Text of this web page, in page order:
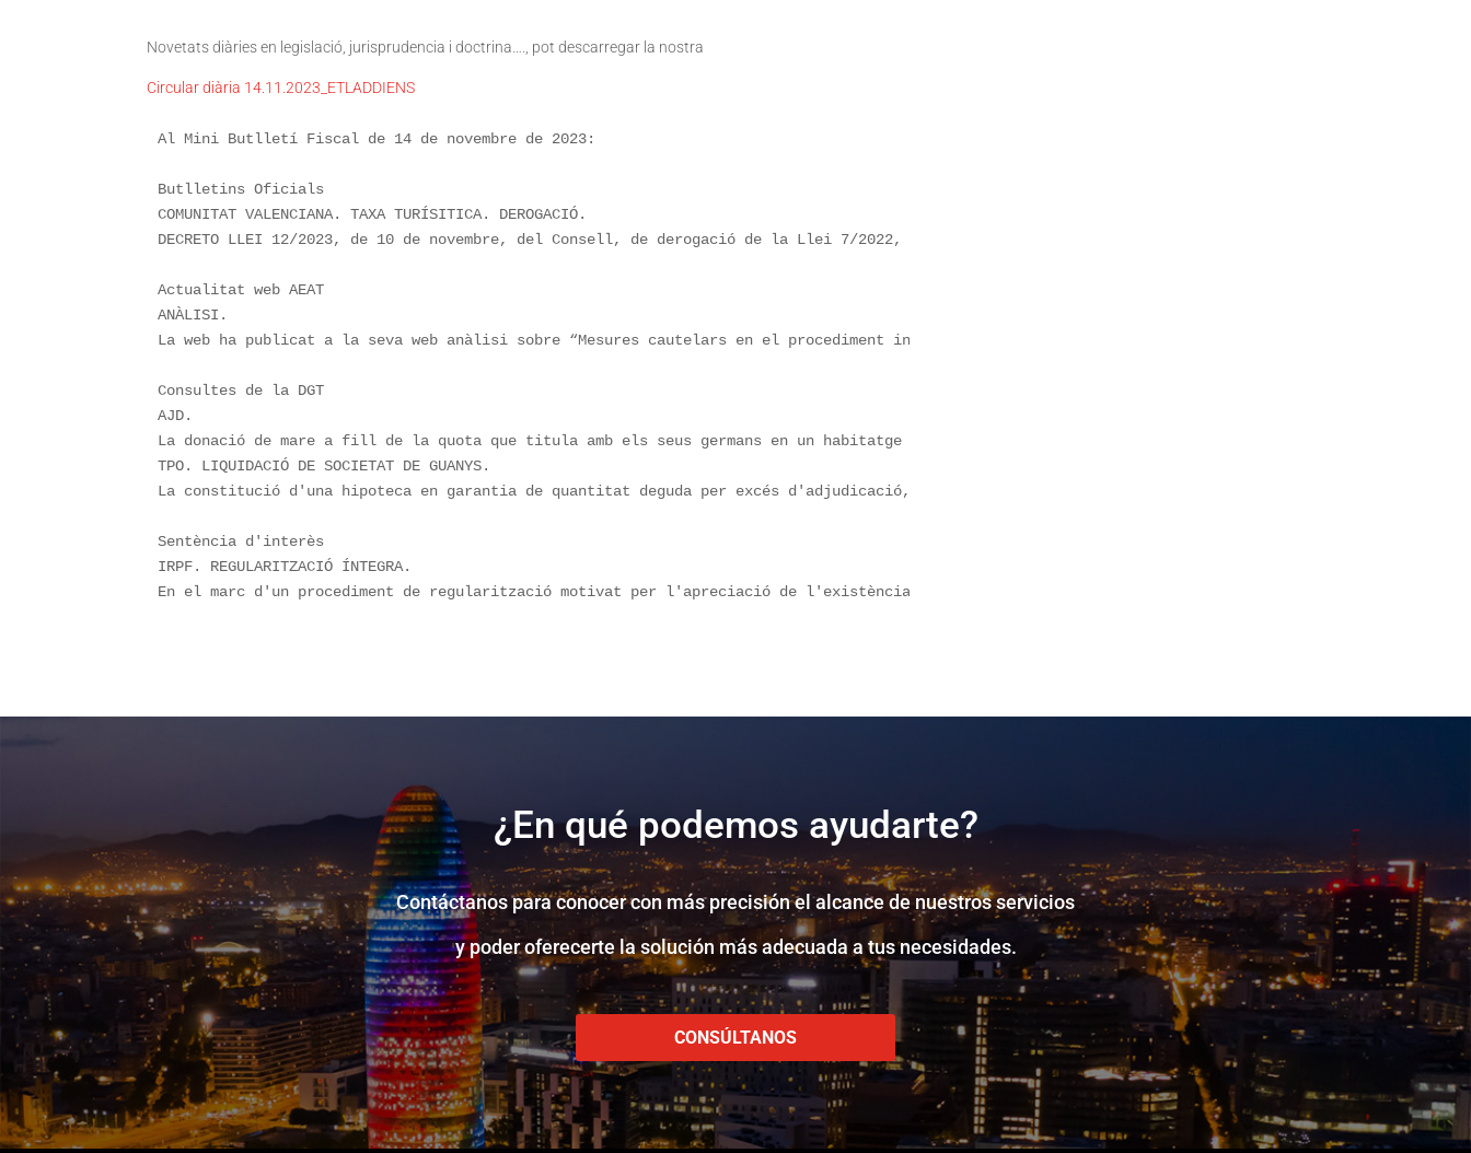
Novetats diàries en legislació, jurisprudencia i doctrina…., pot descarregar la nostra
Circular diària 14.11.2023_ETLADDIENS
Al Mini Butlletí Fiscal de 14 de novembre de 2023:
Butlletins Oficials
COMUNITAT VALENCIANA. TAXA TURÍSITICA. DEROGACIÓ.
DECRETO LLEI 12/2023, de 10 de novembre, del Consell, de derogació de la Llei 7/2022, de 16 de desembre, de la Generalitat, de mesures fiscals per
Actualitat web AEAT
ANÀLISI.
La web ha publicat a la seva web anàlisi sobre “Mesures cautelars en el procediment inspector”.
Consultes de la DGT
AJD.
La donació de mare a fill de la quota que titula amb els seus germans en un habitatge (a més d'altres immobles) i posterior dissolució de comunitat
TPO. LIQUIDACIÓ DE SOCIETAT DE GUANYS.
La constitució d'una hipoteca en garantia de quantitat deguda per excés d'adjudicació, que queda ajornada per un cònjuge a un altre a la liquidació de
Sentència d'interès
IRPF. REGULARITZACIÓ ÍNTEGRA.
En el marc d'un procediment de regularització motivat per l'apreciació de l'existència de simulació i en què s'imputen a una persona física com
¿En qué podemos ayudarte?
Contáctanos para conocer con más precisión el alcance de nuestros servicios
y poder oferecerte la solución más adecuada a tus necesidades.
CONSÚLTANOS